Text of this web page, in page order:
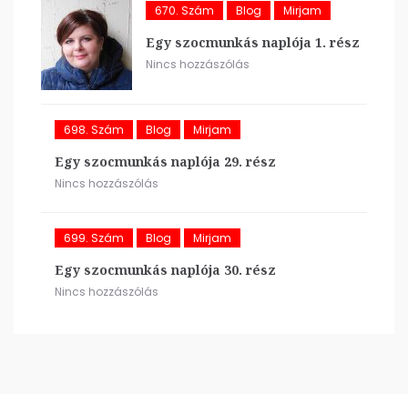
670. Szám Blog Mirjam
Egy szocmunkás naplója 1. rész
Nincs hozzászólás
698. Szám Blog Mirjam
Egy szocmunkás naplója 29. rész
Nincs hozzászólás
699. Szám Blog Mirjam
Egy szocmunkás naplója 30. rész
Nincs hozzászólás